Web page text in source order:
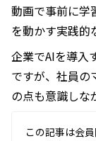
動画で事前に学
を動かす実践的
企業でAIを導入
ですが、社員の
の点も意識しな
この記事は会